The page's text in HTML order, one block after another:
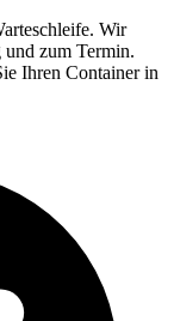
Wir
und zum Termin.
Ihren Container in